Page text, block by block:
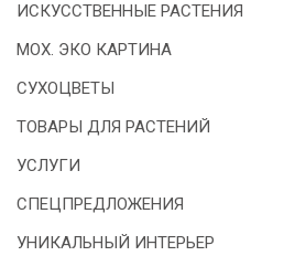
ИСКУССТВЕННЫЕ РАСТЕНИЯ
МОХ. ЭКО КАРТИНА
СУХОЦВЕТЫ
ТОВАРЫ ДЛЯ РАСТЕНИЙ
УСЛУГИ
СПЕЦПРЕДЛОЖЕНИЯ
УНИКАЛЬНЫЙ ИНТЕРЬЕР